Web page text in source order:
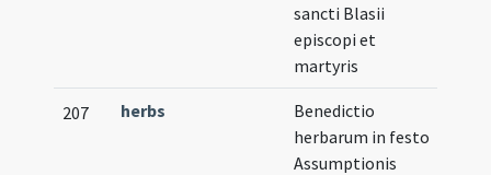
sancti Blasii
episcopi et
martyris
207 herbs
Benedictio
herbarum in festo
Assumptionis